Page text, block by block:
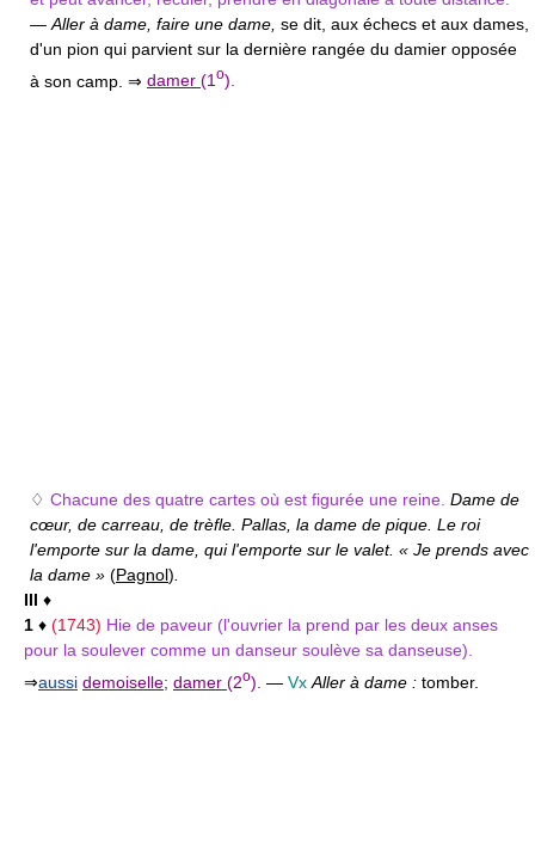
— Aller à dame, faire une dame, se dit, aux échecs et aux dames,
d'un pion qui parvient sur la dernière rangée du damier opposée
à son camp. ⇒ damer (1o).
♢ Chacune des quatre cartes où est figurée une reine. Dame de
cœur, de carreau, de trèfle. Pallas, la dame de pique. Le roi
l'emporte sur la dame, qui l'emporte sur le valet. « Je prends avec
la dame » (Pagnol).
III ♦
1 ♦ (1743) Hie de paveur (l'ouvrier la prend par les deux anses
pour la soulever comme un danseur soulève sa danseuse).
⇒aussi demoiselle; damer (2o). — Vx Aller à dame : tomber.